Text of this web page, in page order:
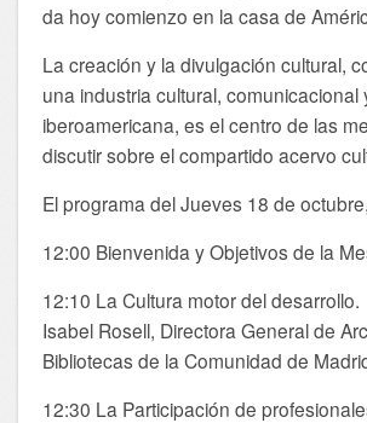
da hoy comienzo en la casa de
La creación y la divulgación cultural,
una industria cultural, comunicacional
iberoamericana, es el centro de las
discutir sobre el compartido acervo
El programa del Jueves 18 de
12:00 Bienvenida y Objetivos de la
12:10 La Cultura motor del desarrollo.
Isabel Rosell, Directora General de
Bibliotecas de la Comunidad de
12:30 La Participación de